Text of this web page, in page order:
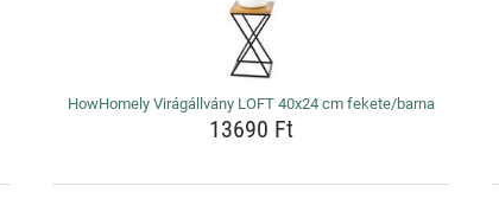
HowHomely Virágállvány LOFT 40x24 cm fekete/barna
13690 Ft